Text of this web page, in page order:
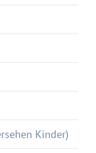
Kinder)